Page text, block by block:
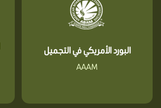
البورد الأمريكي في التجميل
AAAM